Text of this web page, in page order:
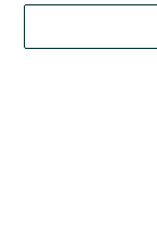
Kontynuując za